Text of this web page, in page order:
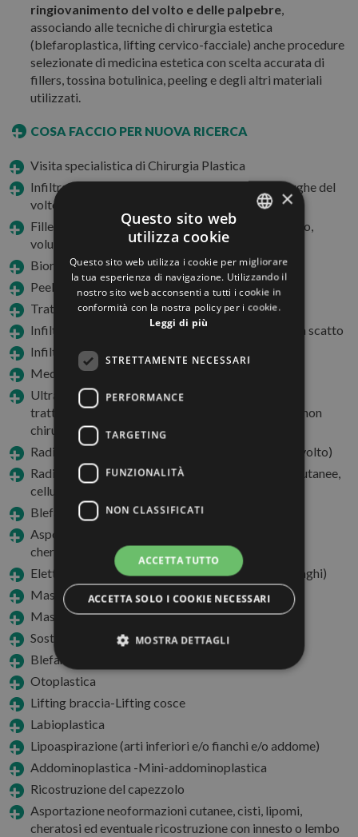
ringiovanimento del volto e delle palpebre
associando alle tecniche di chirurgia estetica
(blefaroplastica, lifting cervico-facciale) anche procedure
selezionate di medicina estetica con scelta accurata di
fillers, tossina botulinica, peeling e degli altri materiali
utilizzati.
COSA FACCIO PER NUOVA RICERCA
Visita specialistica di Chirurgia Plastica
Infiltrazione di tossina botulinica (trattamento rughe del
volto e iperidrosi)
Fillers acido ialuronico (trattamento rughe del volto,
volumizzante labbra)
Biorivitalizzazione
Peeling chimici
Trattamento calvizie
Infiltrazione per sindrome del tunnel carpale, dito a scatto
Infiltrazione cicatrici patologiche
Medicazione ferite difficili
Ultrasuono focalizzato ad alta intensità (HiFu):
trattamento di lassità cutanee viso e corpo, lifting non
chirurgico
Radiofrequenza viso (trattamento delle rughe del volto)
Radiofrequenza corpo (trattamento delle lassità cutanee,
cellulite)
Blefaroplastica non chirurgica
Asportazione neoformazioni benigne / macchie /
cheratosi
Elettroporazione volto (biorivitalizzazione senza aghi)
Mastoplastica additiva – Mastoplastica riduttiva
Mastopessi-Mastopessi con protesi
Sostituzione di protesi
Blefaroplastica superiore e inferiore
Otoplastica
Lifting braccia-Lifting cosce
Labioplastica
Lipoaspirazione (arti inferiori e/o fianchi e/o addome)
Addominoplastica -Mini-addominoplastica
Ricostruzione del capezzolo
Asportazione neoformazioni cutanee, cisti, lipomi,
cheratosi ed eventuale ricostruzione con innesto o lembo
ENGLISH
GERMAN
×
Questo sito web
utilizza cookie
Questo sito web utilizza i cookie per migliorare
la tua esperienza di navigazione. Utilizzando il
nostro sito web acconsenti a tutti i cookie in
conformità con la nostra policy per i cookie.
Leggi di più
STRETTAMENTE NECESSARI
PERFORMANCE
TARGETING
FUNZIONALITÀ
NON CLASSIFICATI
ACCETTA TUTTO
ACCETTA SOLO I COOKIE NECESSARI
MOSTRA DETTAGLI
Strettamente necessari
Non classificati
I cookie strettamente necessari consentono le
funzionalità principali del sito web come
sito web non può essere utilizzato correttamente
senza i cookie strettamente necessari.